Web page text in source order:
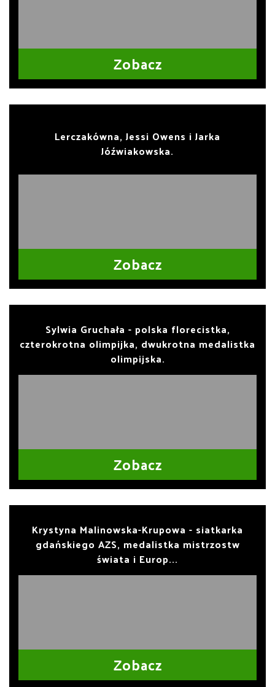
Zobacz
Lerczakówna, Jessi Owens i Jarka
Jóźwiakowska.
Zobacz
Sylwia Gruchała - polska florecistka,
czterokrotna olimpijka, dwukrotna medalistka
olimpijska.
Zobacz
Krystyna Malinowska-Krupowa - siatkarka
gdańskiego AZS, medalistka mistrzostw
świata i Europ...
Zobacz